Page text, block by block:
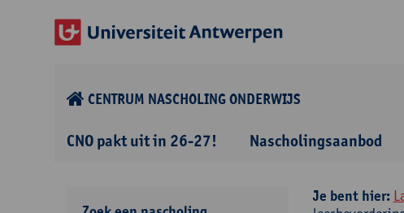
CENTRUM NASCHOLING ONDERWIJS
CNO pakt uit in 26-27! Nascholingsaanbod
Je bent hier: